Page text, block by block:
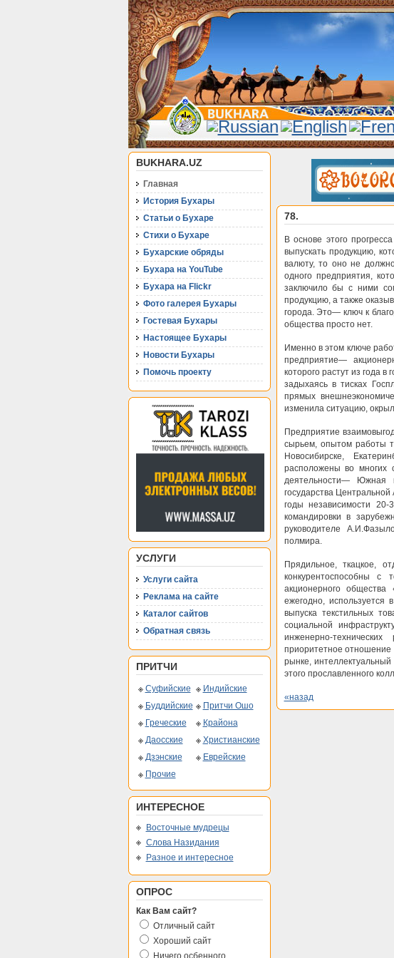
BUKHARA.UZ
Главная
История Бухары
Статьи о Бухаре
Стихи о Бухаре
Бухарские обряды
Бухара на YouTube
Бухара на Flickr
Фото галерея Бухары
Гостевая Бухары
Настоящее Бухары
Новости Бухары
Помочь проекту
УСЛУГИ
Услуги сайта
Реклама на сайте
Каталог сайтов
Обратная связь
ПРИТЧИ
Суфийские
Индийские
Буддийские
Притчи Ошо
Греческие
Крайона
Даосские
Христианские
Дзэнские
Еврейские
Прочие
ИНТЕРЕСНОЕ
Восточные мудрецы
Слова Назидания
Разное и интересное
ОПРОС
Как Вам сайт?
Отличный сайт
Хороший сайт
Ничего осбенного
78.
В основе этого
выпускать продукцию,
валюту, то оно не
одного предприятия,
заключило бы с ними
продукцию, а также
города. Это— ключ к
общества просто нет.
Именно в этом ключе
предприятие—
которого растут из года
задыхаясь в тисках
прямых
изменила ситуацию,
Предприятие
сырьем, опытом работы
Новосибирске,
расположены во многих
деятельности— Южная
государства
годы независимости
командировки в
руководителе
полмира.
Прядильное, ткацкое,
конкурентоспособны
акционерного
ежегодно, используется
выпуска текстильных
социальной
инженерно-
приоритетное
рынке,
этого прославленного
«назад